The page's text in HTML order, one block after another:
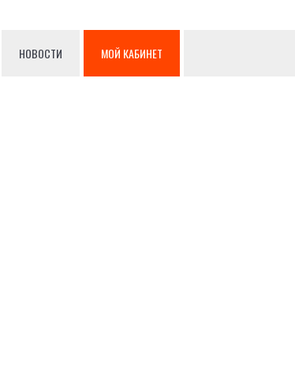
НОВОСТИ МОЙ КАБИНЕТ